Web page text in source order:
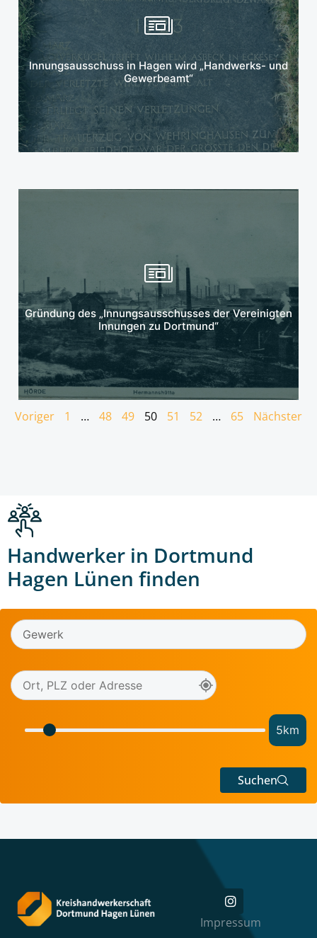
Innungsausschuss in Hagen wird „Handwerks- und
Gewerbeamt“
Mehr erfahren
Gründung des „Innungsausschusses der Vereinigten
Innungen zu Dortmund“
Mehr erfahren
Voriger 1 … 48 49 50 51 52 … 65 Nächster
Handwerker in Dortmund
Hagen Lünen finden
5km
Suchen
Impressum